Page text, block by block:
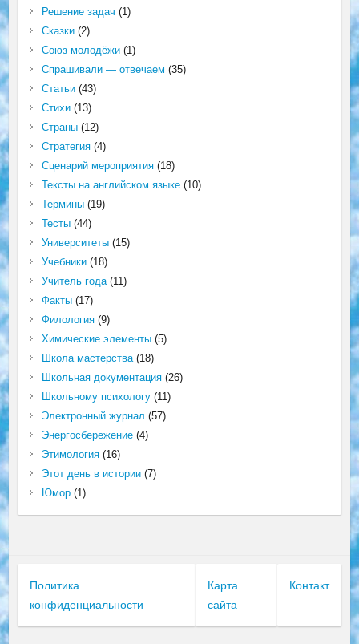
Решение задач (1)
Сказки(2)
Союз молодёжи(1)
Спрашивали — отвечаем (35)
Статьи(43)
Стихи(13)
Страны(12)
Стратегия(4)
Сценарий мероприятия(18)
Тексты на английском языке(10)
Термины(19)
Тесты(44)
Университеты(15)
Учебники(18)
Учитель года(11)
Факты(17)
Филология(9)
Химические элементы(5)
Школа мастерства(18)
Школьная документация(26)
Школьному психологу(11)
Электронный журнал (57)
Энергосбережение(4)
Этимология(16)
Этот день в истории(7)
Юмор(1)
Политика
конфиденциальности
Карта
сайта
Контакт